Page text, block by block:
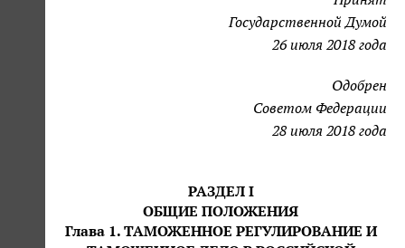
Государственной Думой
26 июля 2018 года
Одобрен
Советом Федерации
28 июля 2018 года
РАЗДЕЛ I
ОБЩИЕ ПОЛОЖЕНИЯ
Глава 1. ТАМОЖЕННОЕ РЕГУЛИРОВАНИЕ И